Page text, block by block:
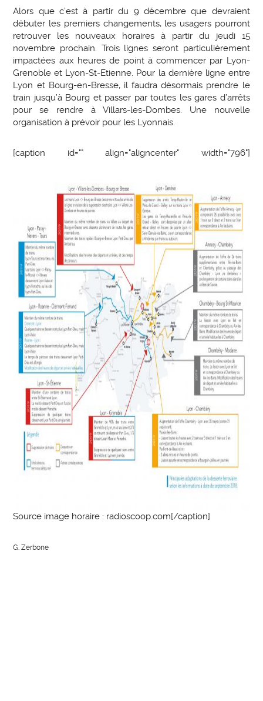
Alors que c’est à partir du 9 décembre que devraient
débuter les premiers changements, les usagers pourront
retrouver les nouveaux horaires à partir du jeudi 15
novembre prochain. Trois lignes seront particulièrement
impactées aux heures de point à commencer par Lyon-
Grenoble et Lyon-St-Etienne. Pour la dernière ligne entre
Lyon et Bourg-en-Bresse, il faudra désormais prendre le
train jusqu’à Bourg et passer par toutes les gares d’arrêts
pour se rendre à Villars-les-Dombes. Une nouvelle
organisation à prévoir pour les Lyonnais.
[caption id="" align="aligncenter" width="796"]
Source image horaire : radioscoop.com[/caption]
G. Zerbone